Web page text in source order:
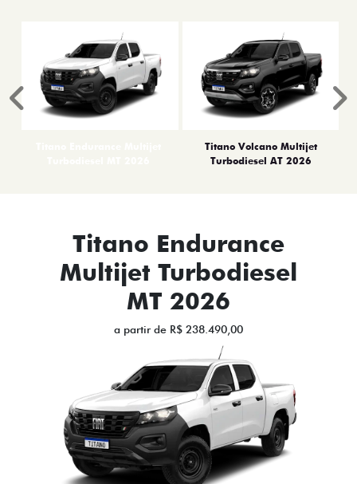
Titano Volcano Multijet
Turbodiesel AT 2026
Anterior
Titano Endurance
Multijet Turbodiesel
MT 2026
a partir de R$ 238.490,00